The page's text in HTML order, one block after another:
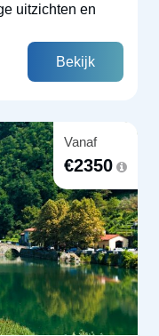
uitzichten en
Bekijk
Vanaf
€2350